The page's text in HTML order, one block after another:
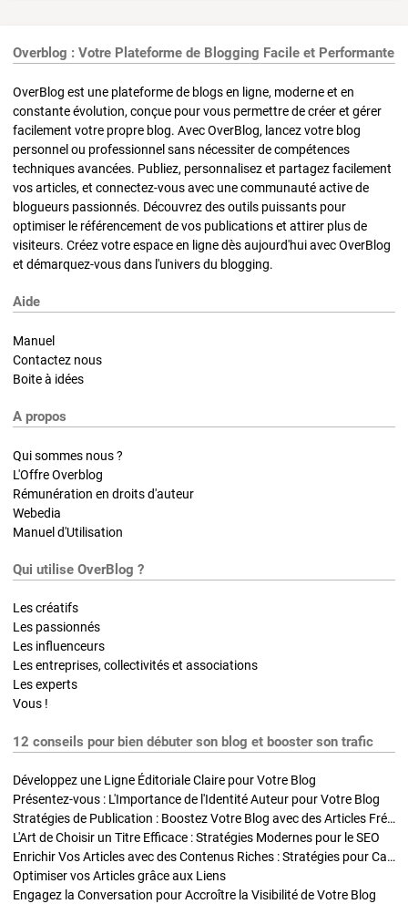
Overblog : Votre Plateforme de Blogging Facile et Performante
OverBlog est une plateforme de blogs en ligne, moderne et en
constante évolution, conçue pour vous permettre de créer et gérer
facilement votre propre blog. Avec OverBlog, lancez votre blog
personnel ou professionnel sans nécessiter de compétences
techniques avancées. Publiez, personnalisez et partagez facilement
vos articles, et connectez-vous avec une communauté active de
blogueurs passionnés. Découvrez des outils puissants pour
optimiser le référencement de vos publications et attirer plus de
visiteurs. Créez votre espace en ligne dès aujourd'hui avec OverBlog
et démarquez-vous dans l'univers du blogging.
Aide
Manuel
Contactez nous
Boite à idées
A propos
Qui sommes nous ?
L'Offre Overblog
Rémunération en droits d'auteur
Webedia
Manuel d'Utilisation
Qui utilise OverBlog ?
Les créatifs
Les passionnés
Les influenceurs
Les entreprises, collectivités et associations
Les experts
Vous !
12 conseils pour bien débuter son blog et booster son trafic
Développez une Ligne Éditoriale Claire pour Votre Blog
Présentez-vous : L'Importance de l'Identité Auteur pour Votre Blog
Stratégies de Publication : Boostez Votre Blog avec des Articles Fréquents et Exclusifs
L'Art de Choisir un Titre Efficace : Stratégies Modernes pour le SEO
Enrichir Vos Articles avec des Contenus Riches : Stratégies pour Captiver et Optimiser
Optimiser vos Articles grâce aux Liens
Engagez la Conversation pour Accroître la Visibilité de Votre Blog